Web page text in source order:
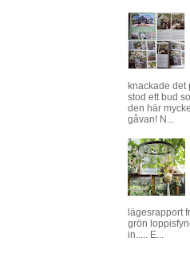
knackade det
stod ett bud
den här
gåvan! N...
lägesrapport
grön
in..... E...